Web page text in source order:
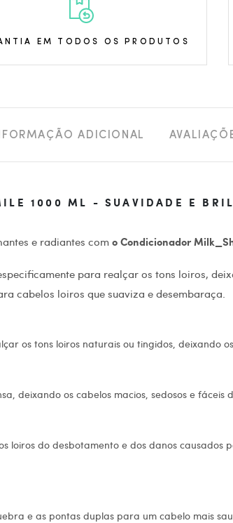
EM TODOS OS PRODUTOS
ADICIONAL
1000 ML - SUAVIDADE E
e radiantes com o Condicionador
para realçar os tons loiros,
cabelos loiros que suaviza e desembaraça.
os tons loiros naturais ou tingidos, deixando
deixando os cabelos macios, sedosos e fáceis
do desbotamento e dos danos causados
e as pontas duplas para um cabelo mais